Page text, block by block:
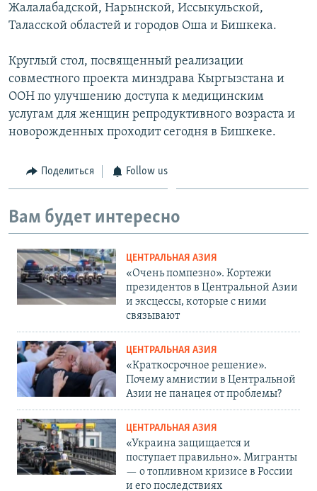
Жалалабадской, Нарынской, Иссыкульской,
Таласской областей и городов Оша и Бишкека.
Круглый стол, посвященный реализации
совместного проекта минздрава Кыргызстана и
ООН по улучшению доступа к медицинским
услугам для женщин репродуктивного возраста и
новорожденных проходит сегодня в Бишкеке.
Поделиться Follow us
Вам будет интересно
ЦЕНТРАЛЬНАЯ АЗИЯ
«Очень помпезно». Кортежи
президентов в Центральной Азии
и эксцессы, которые с ними
связывают
ЦЕНТРАЛЬНАЯ АЗИЯ
«Краткосрочное решение».
Почему амнистии в Центральной
Азии не панацея от проблемы?
ЦЕНТРАЛЬНАЯ АЗИЯ
«Украина защищается и
поступает правильно». Мигранты
— о топливном кризисе в России
и его последствиях